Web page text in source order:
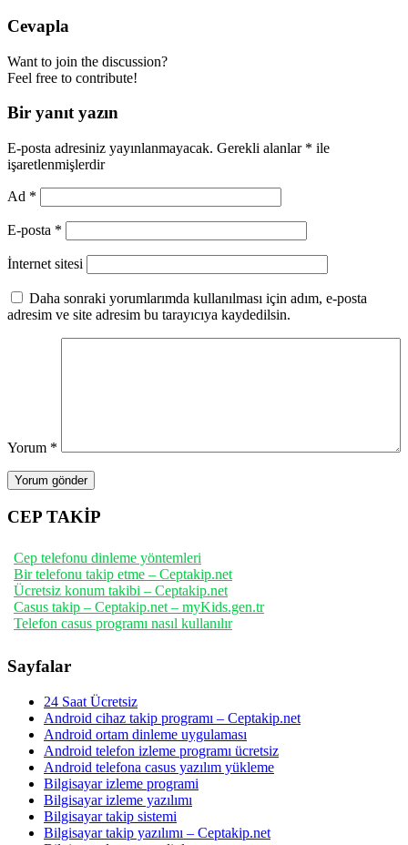
Cevapla
Want to join the discussion?
Feel free to contribute!
Bir yanıt yazın
E-posta adresiniz yayınlanmayacak. Gerekli alanlar * ile
işaretlenmişlerdir
Ad *
E-posta *
İnternet sitesi
Daha sonraki yorumlarımda kullanılması için adım, e-posta
adresim ve site adresim bu tarayıcıya kaydedilsin.
Yorum *
CEP TAKİP
Cep telefonu dinleme yöntemleri
Bir telefonu takip etme – Ceptakip.net
Ücretsiz konum takibi – Ceptakip.net
Casus takip – Ceptakip.net – myKids.gen.tr
Telefon casus programı nasıl kullanılır
Sayfalar
24 Saat Ücretsiz
Android cihaz takip programı – Ceptakip.net
Android ortam dinleme uygulaması
Android telefon izleme programı ücretsiz
Android telefona casus yazılım yükleme
Bilgisayar izleme programi
Bilgisayar izleme yazılımı
Bilgisayar takip sistemi
Bilgisayar takip yazılımı – Ceptakip.net